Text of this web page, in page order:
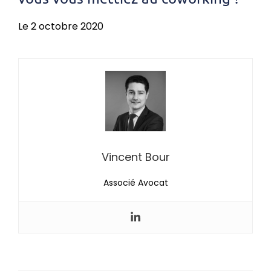
Le 2 octobre 2020
Vincent Bour
Associé Avocat